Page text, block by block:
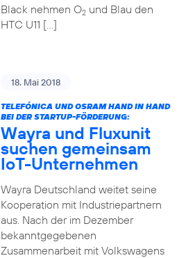
Black nehmen O2und Blau den
HTC U11 […]
18. Mai 2018
TELEFÓNICA UND OSRAM HAND IN HAND
BEI DER STARTUP-FÖRDERUNG:
Wayra und Fluxunit
suchen gemeinsam
IoT-Unternehmen
Wayra Deutschland weitet seine
Kooperation mit Industriepartnern
aus. Nach der im Dezember
bekanntgegebenen
Zusammenarbeit mit Volkswagens